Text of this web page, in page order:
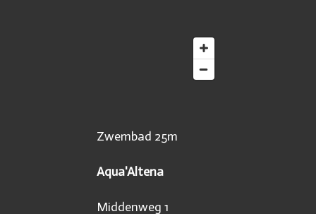
Zwembad 25m
Aqua'Altena
Middenweg 1